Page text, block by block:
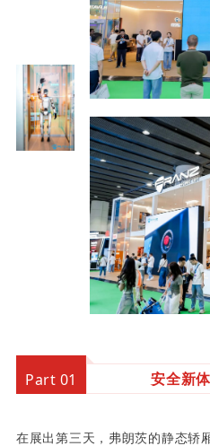
Part 01 安全新
在展出第三天，弗朗茨的静态轿